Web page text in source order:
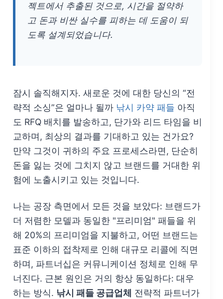
젝트에서 추출된 것으로, 시간을 절약하
고 돈과 비싼 실수를 피하는 데 도움이 되
도록 설계되었습니다.
잠시 솔직해지자. 새로운 것에 대한 당신의 “전
략적 소싱”은 얼마나 될까 낚시 카약 패들 아직
도 RFQ 배치를 발송하고, 단가와 리드 타임을 비
교하며, 최상의 결과를 기대하고 있는 건가요?
만약 그것이 귀하의 주요 프로세스라면, 단순히
돈을 잃는 것에 그치지 않고 브랜드를 거대한 위
험에 노출시키고 있는 것입니다.
나는 공장 측면에서 모든 것을 보았다: 브랜드가
더 저렴한 모델과 동일한 "프리미엄" 패들을 위
해 20%의 프리미엄을 지불하고, 어떤 브랜드는
표준 이하의 접착제로 인해 대규모 리콜에 직면
하며, 파트너십은 커뮤니케이션 정체로 인해 무
너진다. 근본 원인은 거의 항상 동일하다: 대우
하는 방식. 낚시 패들 공급업체 전략적 파트너가